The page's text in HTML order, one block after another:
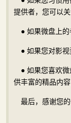
提供者，您可以关
● 如果微盘上
● 如果您对影
● 如果您喜欢
供丰富的精品内容
最后，感谢您